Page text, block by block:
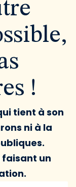
!
tient à son
ni à la
faisant un